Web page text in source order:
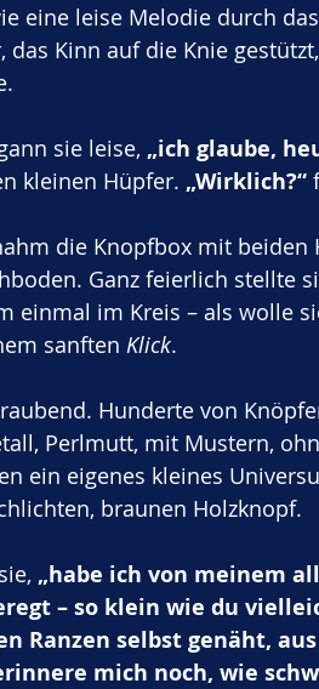
eine leise Melodie durch
Kinn auf die Knie
sie leise, „ich glaube,
kleinen Hüpfer. „Wirklich?“
die Knopfbox mit beiden
Ganz feierlich stellte
einmal im Kreis – als wolle
sanften Klick.
Hunderte von
Perlmutt, mit Mustern,
ein eigenes kleines
braunen Holzknopf.
„habe ich von meinem
– so klein wie du
Ranzen selbst genäht,
mich noch, wie